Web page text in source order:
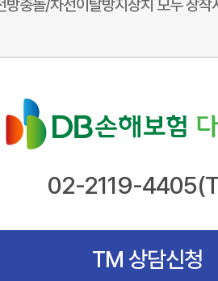
충돌/차선이탈방지장치 모두 장착
02-2119-
TM 상담신청